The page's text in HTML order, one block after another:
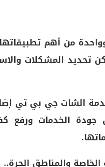
من أهم
تحديد المشكلات
الشات جي بي تي
الخدمات ورفع
والمناطق الحرة..